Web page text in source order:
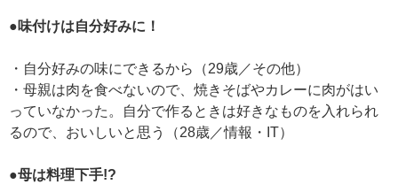
●味付けは自分好みに！
・自分好みの味にできるから（29歳／その他）
・母親は肉を食べないので、焼きそばやカレーに肉がはい
っていなかった。自分で作るときは好きなものを入れられ
るので、おいしいと思う（28歳／情報・IT）
●母は料理下手!?